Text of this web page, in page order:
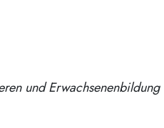
und Erwachsenenbildung